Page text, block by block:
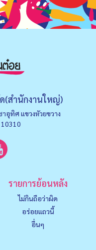
(สำนักงานใหญ่)
อุทิศ แขวงหัวยขวาง
10310
รายการย้อนหลัง
ไม่กินถือว่าผิด
อร่อยแถวนี้
อื่นๆ